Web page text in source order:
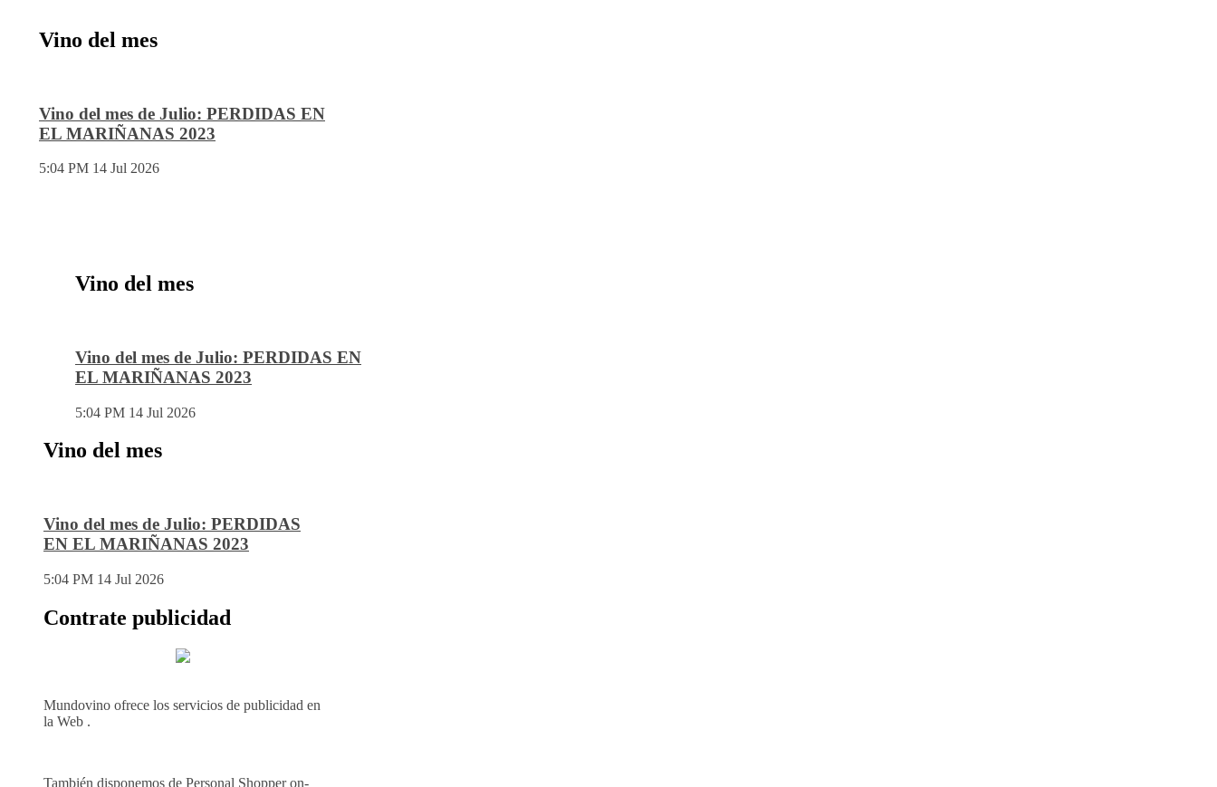
Vino del mes
Vino del mes de Julio: PERDIDAS EN
EL MARIÑANAS 2023
5:04 PM 14 Jul 2026
Vino del mes
Vino del mes de Julio: PERDIDAS EN
EL MARIÑANAS 2023
5:04 PM 14 Jul 2026
Vino del mes
Vino del mes de Julio: PERDIDAS
EN EL MARIÑANAS 2023
5:04 PM 14 Jul 2026
Contrate publicidad
Mundovino ofrece los servicios de publicidad en
la Web .
También disponemos de Personal Shopper on-